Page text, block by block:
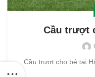
Cầu trượt
Cầu trượt cho bé tại